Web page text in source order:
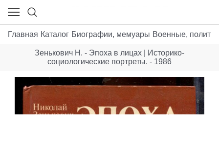
Главная Каталог Биографии, мемуары Военные,
Зенькович Н. - Эпоха в лицах | Историко-
социологические портреты. - 1986